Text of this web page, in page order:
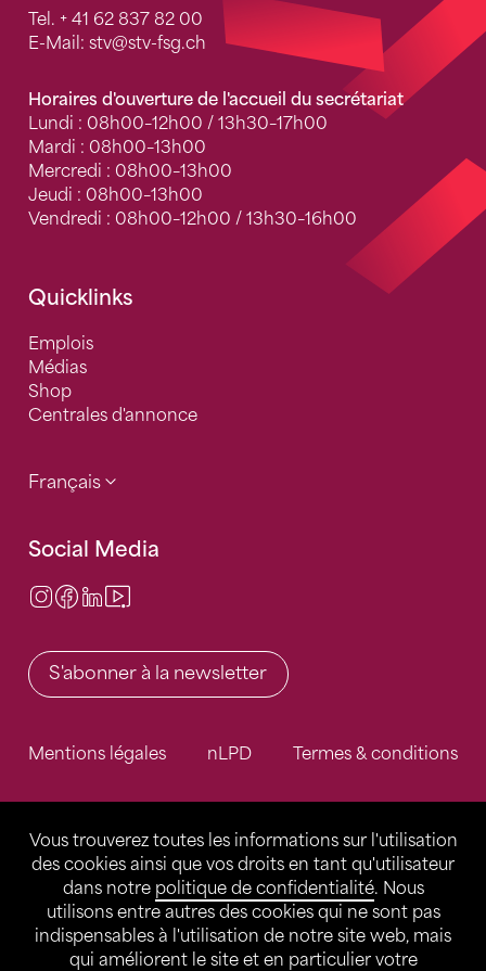
Vous trouverez toutes les informations sur l'utilisation
des cookies ainsi que vos droits en tant qu'utilisateur
dans notre politique de confidentialité. Nous
utilisons entre autres des cookies qui ne sont pas
indispensables à l'utilisation de notre site web, mais
qui améliorent le site et en particulier votre
Tel. + 41 62 837 82 00
E-Mail: stv@stv-fsg.ch
Horaires d'ouverture de l'accueil du secrétariat
Lundi : 08h00–12h00 / 13h30–17h00
Mardi : 08h00–13h00
Mercredi : 08h00–13h00
Jeudi : 08h00–13h00
Vendredi : 08h00–12h00 / 13h30–16h00
Quicklinks
Emplois
Médias
Shop
Centrales d'annonce
Français
Social Media
Instagram
Facebook
LinkedIn
S'abonner à la newsletter
Mentions légales nLPD Termes & conditions